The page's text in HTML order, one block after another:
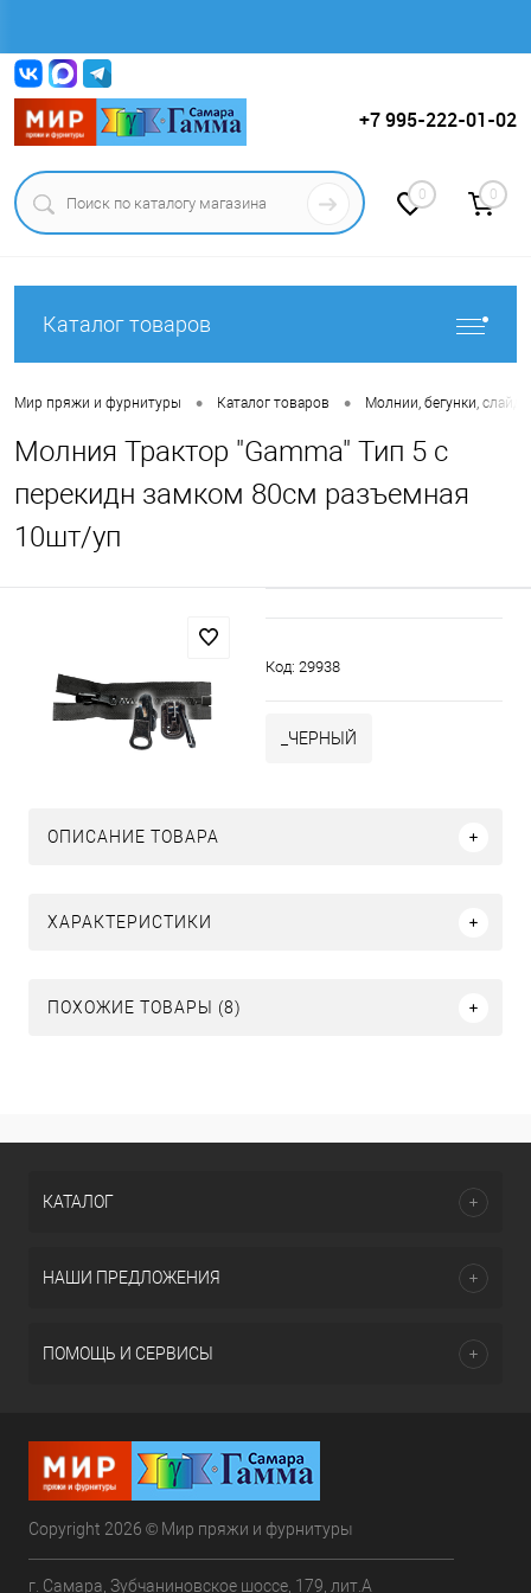
+7 995-222-01-02
0 0
Каталог товаров
Мир пряжи и фурнитуры • Каталог товаров • Молнии, бегунки,
Молния Трактор "Gamma" Тип 5 с
перекидн замком 80см разъемная
10шт/уп
Код: 29938
_ЧЕРНЫЙ
ОПИСАНИЕ ТОВАРА
ХАРАКТЕРИСТИКИ
ПОХОЖИЕ ТОВАРЫ (8)
КАТАЛОГ
НАШИ ПРЕДЛОЖЕНИЯ
ПОМОЩЬ И СЕРВИСЫ
Copyright 2026 © Мир пряжи и фурнитуры
г. Самара, Зубчаниновское шоссе, 179, лит.А